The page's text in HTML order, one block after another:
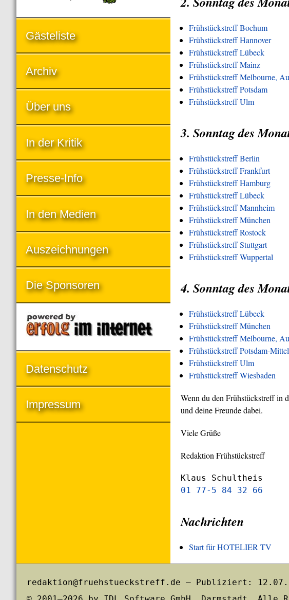
Frühstückstreff Bochum
Frühstückstreff Hannover
Frühstückstreff Lübeck
Frühstückstreff Mainz
Frühstückstreff Melbourne,
Frühstückstreff Potsdam
Frühstückstreff Ulm
3. Sonntag des
Frühstückstreff Berlin
Frühstückstreff Frankfurt
Frühstückstreff Hamburg
Frühstückstreff Lübeck
Frühstückstreff Mannheim
Frühstückstreff München
Frühstückstreff Rostock
Frühstückstreff Stuttgart
Frühstückstreff Wuppertal
4. Sonntag des
Frühstückstreff Lübeck
Frühstückstreff München
Frühstückstreff Melbourne,
Frühstückstreff Potsdam-
Frühstückstreff Ulm
Frühstückstreff Wiesbaden
Wenn du den Frühstückstreff in
und deine Freunde dabei.
Viele Grüße
Redaktion Frühstückstreff
Klaus Schultheis
01 77-5 84 32 66
Nachrichten
Start für HOTELIER TV
Gästeliste
Archiv
Über uns
In der Kritik
Presse-Info
In den Medien
Auszeichnungen
Die Sponsoren
Datenschutz
Impressum
redaktion@fruehstueckstreff.de – Publiziert: